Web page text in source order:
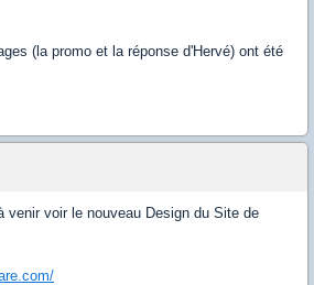
(la promo et la réponse d'Hervé) ont été
venir voir le nouveau Design du Site de